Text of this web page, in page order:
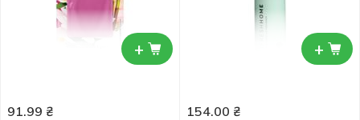
+
91.99 ₴
+
154.00 ₴